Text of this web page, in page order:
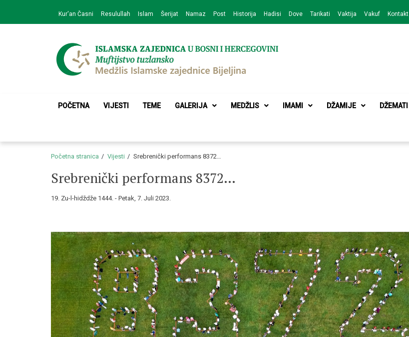
navigation
content
Kur'an Časni Resulullah Islam Šerijat Namaz Post Historija Hadisi Dove Tarikati Vaktija Vakuf Kontakt
Medžlis Islamske zajednice Bijeljina
POČETNA VIJESTI TEME GALERIJA MEDŽLIS IMAMI DŽAMIJE DŽEMATI
Početna stranica Vijesti Srebrenički performans 8372…
Srebrenički performans 8372…
19. Zu-l-hidždže 1444. - Petak, 7. Juli 2023.